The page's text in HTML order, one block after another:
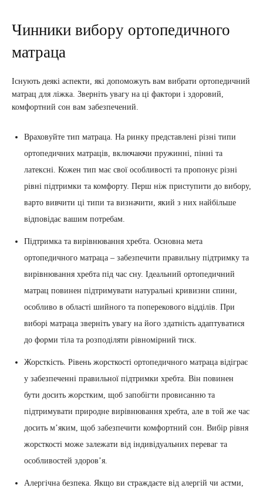
Чинники вибору ортопедичного
матраца
Існують деякі аспекти, які допоможуть вам вибрати ортопедичний
матрац для ліжка. Зверніть увагу на ці фактори і здоровий,
комфортний сон вам забезпечений.
Враховуйте тип матраца. На ринку представлені різні типи
ортопедичних матраців, включаючи пружинні, пінні та
латексні. Кожен тип має свої особливості та пропонує різні
рівні підтримки та комфорту. Перш ніж приступити до вибору,
варто вивчити ці типи та визначити, який з них найбільше
відповідає вашим потребам.
Підтримка та вирівнювання хребта. Основна мета
ортопедичного матраца – забезпечити правильну підтримку та
вирівнювання хребта під час сну. Ідеальний ортопедичний
матрац повинен підтримувати натуральні кривизни спини,
особливо в області шийного та поперекового відділів. При
виборі матраца зверніть увагу на його здатність адаптуватися
до форми тіла та розподіляти рівномірний тиск.
Жорсткість. Рівень жорсткості ортопедичного матраца відіграє
у забезпеченні правильної підтримки хребта. Він повинен
бути досить жорстким, щоб запобігти провисанню та
підтримувати природне вирівнювання хребта, але в той же час
досить м’яким, щоб забезпечити комфортний сон. Вибір рівня
жорсткості може залежати від індивідуальних переваг та
особливостей здоров’я.
Алергічна безпека. Якщо ви страждаєте від алергій чи астми,